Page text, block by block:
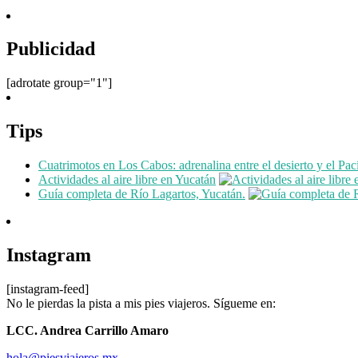
Publicidad
[adrotate group="1"]
Tips
Cuatrimotos en Los Cabos: adrenalina entre el desierto y el
Actividades al aire libre en Yucatán
Guía completa de Río Lagartos, Yucatán.
Instagram
[instagram-feed]
No le pierdas la pista a mis pies viajeros. Sígueme en:
LCC. Andrea Carrillo Amaro